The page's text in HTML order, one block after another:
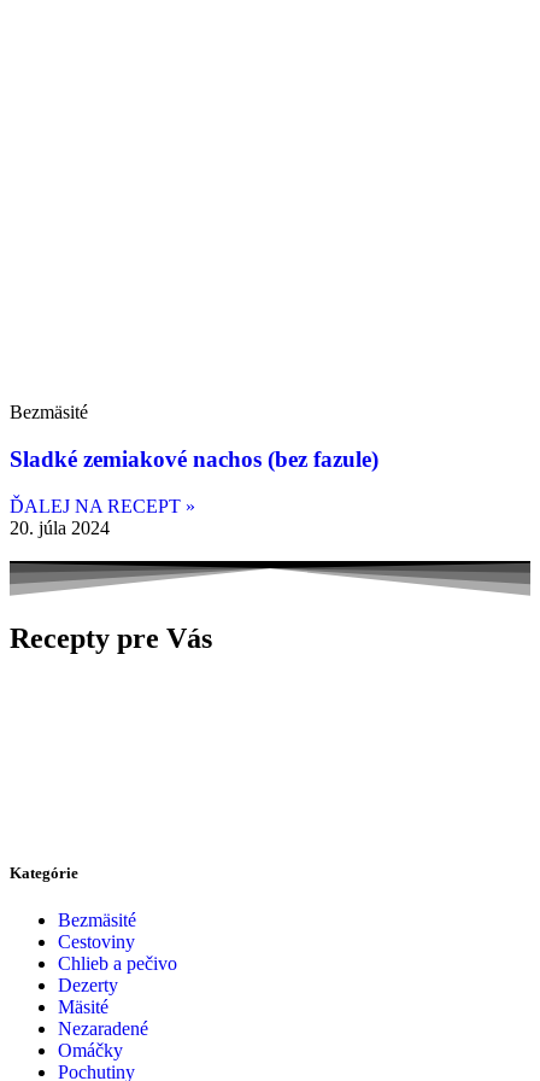
Bezmäsité
Sladké zemiakové nachos (bez fazule)
ĎALEJ NA RECEPT »
20. júla 2024
Recepty pre Vás
Kategórie
Bezmäsité
Cestoviny
Chlieb a pečivo
Dezerty
Mäsité
Nezaradené
Omáčky
Pochutiny